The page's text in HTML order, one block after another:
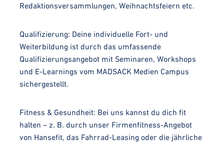
Redaktionsversammlungen, Weihnachtsfeiern etc.
Qualifizierung: Deine individuelle Fort- und
Weiterbildung ist durch das umfassende
Qualifizierungsangebot mit Seminaren, Workshops
und E-Learnings vom MADSACK Medien Campus
sichergestellt.
Fitness & Gesundheit: Bei uns kannst du dich fit
halten – z. B. durch unser Firmenfitness-Angebot
von Hansefit, das Fahrrad-Leasing oder die jährliche